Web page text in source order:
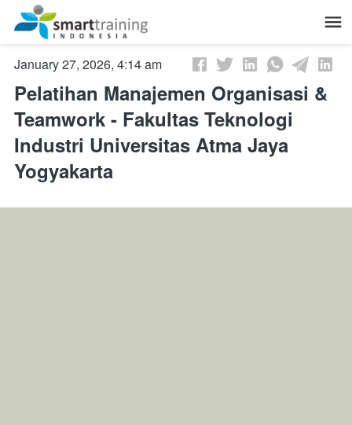
January 27, 2026, 4:14 am
Pelatihan Manajemen Organisasi &
Teamwork - Fakultas Teknologi
Industri Universitas Atma Jaya
Yogyakarta